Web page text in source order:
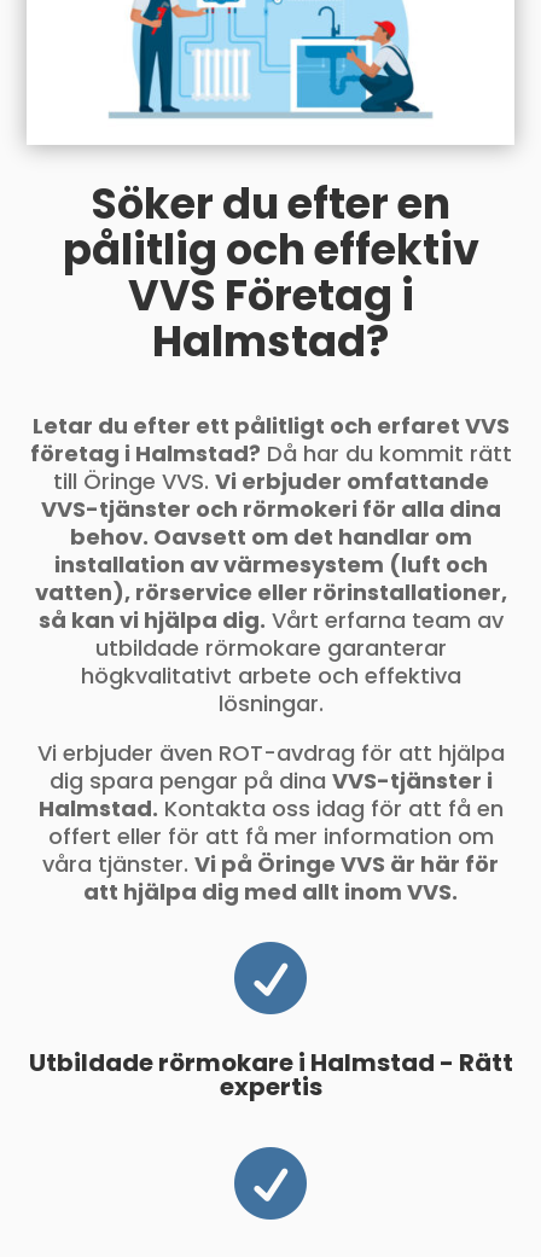
Söker du efter en
pålitlig och effektiv
VVS Företag i
Halmstad?
Letar du efter ett pålitligt och erfaret VVS
företag i Halmstad? Då har du kommit rätt
till Öringe VVS. Vi erbjuder omfattande
VVS-tjänster och rörmokeri för alla dina
behov. Oavsett om det handlar om
installation av värmesystem (luft och
vatten), rörservice eller rörinstallationer,
så kan vi hjälpa dig. Vårt erfarna team av
utbildade rörmokare garanterar
högkvalitativt arbete och effektiva
lösningar.
Vi erbjuder även ROT-avdrag för att hjälpa
dig spara pengar på dina VVS-tjänster i
Halmstad. Kontakta oss idag för att få en
offert eller för att få mer information om
våra tjänster. Vi på Öringe VVS är här för
att hjälpa dig med allt inom VVS.

Utbildade rörmokare i Halmstad - Rätt
expertis
